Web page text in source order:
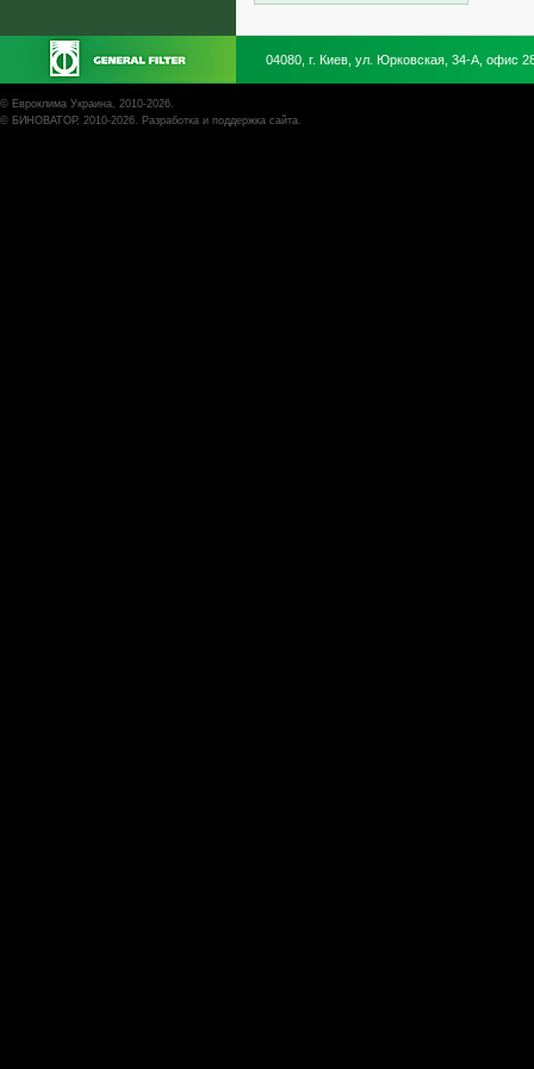
04080, г. Киев, ул. Юрковская, 34-А, офис
© Евроклима Украина, 2010-2026.
© БИНОВАТОР, 2010-2026. Разработка и поддержка сайта.